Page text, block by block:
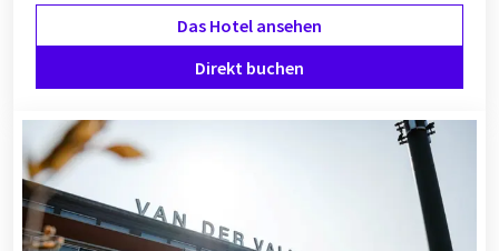
Das Hotel ansehen
Direkt buchen